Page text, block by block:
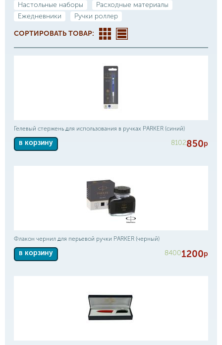
Настольные наборы
Расходные материалы
Ежедневники
Ручки роллер
СОРТИРОВАТЬ ТОВАР:
Гелевый стержень для использования в ручках PARKER (синий)
в корзину 8102850р
Флакон чернил для перьевой ручки PARKER (черный)
в корзину 84001200р